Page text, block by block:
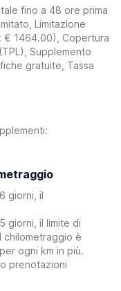
fino a 48 ore prima
Limitazione
€ 1464.00)
, Copertura
Supplemento
gratuite, Tassa
giorni, il
giorni, il limite di
chilometraggio è
ogni km in più.
prenotazioni